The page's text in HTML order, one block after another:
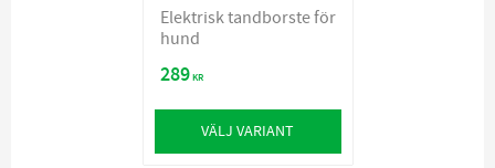
Elektrisk tandborste för
hund
289KR
VÄLJ VARIANT